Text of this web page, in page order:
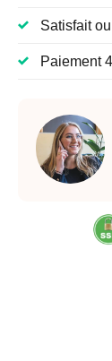
Satisfait
Paiement